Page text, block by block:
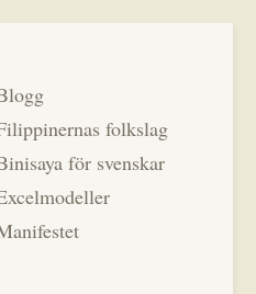
folkslag
för svenskar